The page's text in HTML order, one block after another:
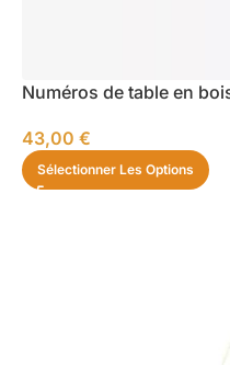
Numéros de table en
43,00 €
Sélectionner Les Options